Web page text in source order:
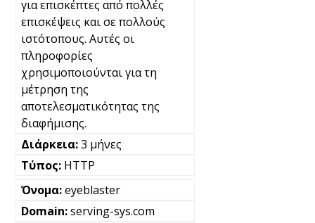
για επισκέπτες από πολλές
επισκέψεις και σε πολλούς
ιστότοπους. Αυτές οι
πληροφορίες
χρησιμοποιούνται για τη
μέτρηση της
αποτελεσματικότητας της
διαφήμισης.
3 μήνες
HTTP
eyeblaster
serving-sys.com